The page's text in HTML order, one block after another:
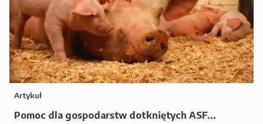
Artykuł
Pomoc dla gospodarstw dotkniętych ASF...